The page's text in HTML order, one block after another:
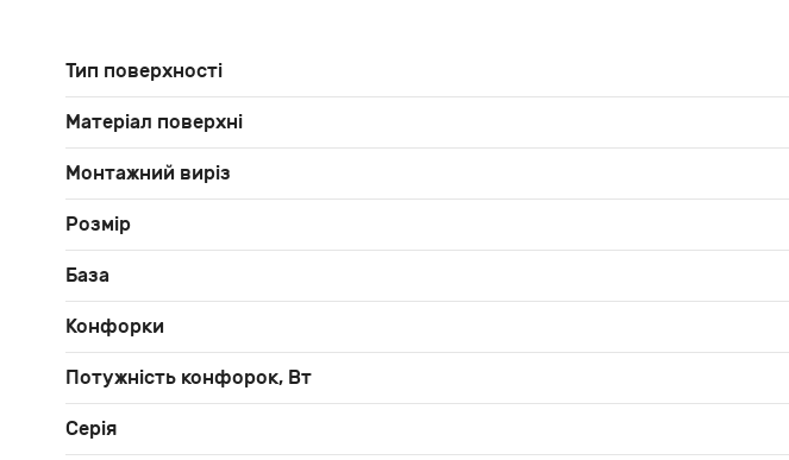
Тип поверхності
Матеріал поверхні
Монтажний виріз
Розмір
База
Конфорки
Потужність конфорок, Вт
Серія